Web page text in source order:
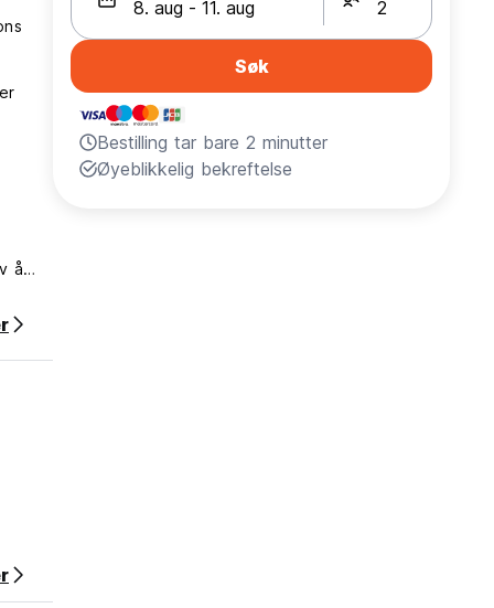
å
6
De
Søk
Bestilling tar bare 2 minutter
Øyeblikkelig bekreftelse